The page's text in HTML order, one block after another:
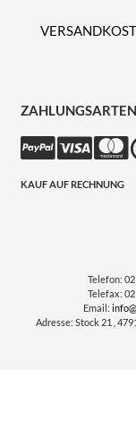
ZAHLUNGSARTEN
KAUF AUF RECHNUNG
Telefon:
Telefax:
Email:
Adresse: Stock 21 ,